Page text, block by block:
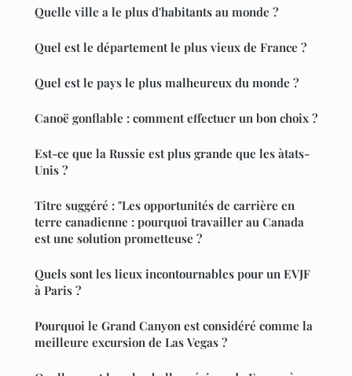
Quelle ville a le plus d'habitants au monde ?
Quel est le département le plus vieux de France ?
Quel est le pays le plus malheureux du monde ?
Canoë gonflable : comment effectuer un bon choix ?
Est-ce que la Russie est plus grande que les àtats-
Unis ?
Titre suggéré : "Les opportunités de carrière en
terre canadienne : pourquoi travailler au Canada
est une solution prometteuse ?
Quels sont les lieux incontournables pour un EVJF
à Paris ?
Pourquoi le Grand Canyon est considéré comme la
meilleure excursion de Las Vegas ?